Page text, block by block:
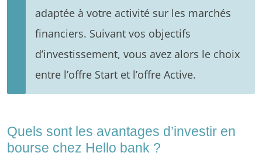
adaptée à votre activité sur les marchés
financiers. Suivant vos objectifs
d’investissement, vous avez alors le choix
entre l’offre Start et l’offre Active.
Quels sont les avantages d’investir en
bourse chez Hello bank ?